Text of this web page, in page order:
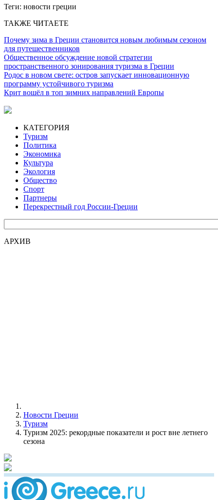
Теги: новости греции
ТАКЖЕ ЧИТАЕТЕ
Почему зима в Греции становится новым любимым сезоном
для путешественников
Общественное обсуждение новой стратегии
пространственного зонирования туризма в Греции
Родос в новом свете: остров запускает инновационную
программу устойчивого туризма
Крит вошёл в топ зимних направлений Европы
КАТЕГОРИЯ
Туризм
Политика
Экономика
Культура
Экология
Общество
Спорт
Партнеры
Перекрестный год России-Греции
АРХИВ
Новости Греции
Туризм
Туризм 2025: рекордные показатели и рост вне летнего
сезона